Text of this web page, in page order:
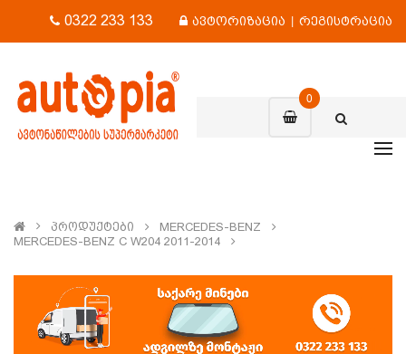
0322 233 133 ავტორიზაცია | რეგისტრაცია
0
Პროდუქტები
MERCEDES-BENZ
MERCEDES-BENZ C W204 2011-2014